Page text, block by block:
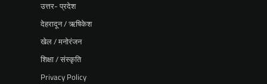
उत्तर- प्रदेश
देहरादून / ऋषिकेश
खेल / मनोरंजन
शिक्षा / संस्कृति
Privacy Policy